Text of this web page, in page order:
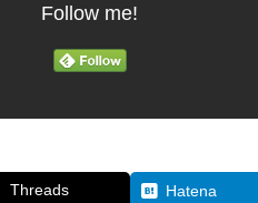
Follow me!
Threads Hatena